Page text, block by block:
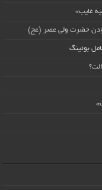
غایب»
بودن حضرت ولی عصر (عج)
بوئینگ